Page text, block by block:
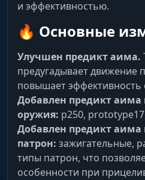
и эффективностью.
🔥 Основные
Улучшен предикт аима.
предугадывает движение
повышает эффективность
Добавлен предикт
оружия: p250,
Добавлен предикт
патрон: зажигательные,
типы патрон, что
особенности при